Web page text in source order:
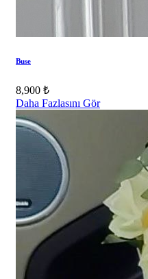
Buse
8,900 ₺
Daha Fazlasını Gör